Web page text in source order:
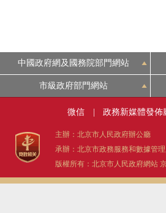
中國政府網及國務院部門網站
市級政府部門網站
微信 政務新媒體發佈
主辦：北京市人民政府辦公廳
承辦：北京市政務服務和數據管
版權所有：北京市人民政府網站